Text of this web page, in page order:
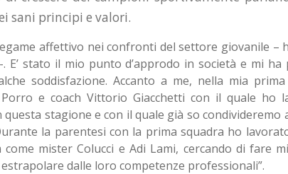
sani principi e valori.
affettivo nei confronti del settore giovanile –
E’ stato il mio punto d’approdo in società e mi ha
soddisfazione. Accanto a me, nella mia prima
Porro e coach Vittorio Giacchetti con il quale ho
stagione e con il quale già so condivideremo
la parentesi con la prima squadra ho
mister Colucci e Adi Lami, cercando di fare
dalle loro competenze professionali”.